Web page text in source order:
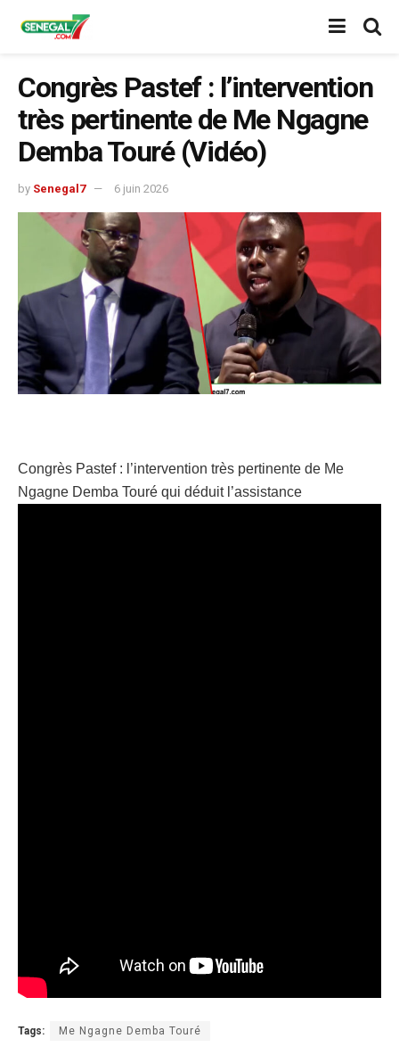
Congrès Pastef : l’intervention
très pertinente de Me Ngagne
Demba Touré (Vidéo)
by Senegal7 6 juin 2026
Congrès Pastef : l’intervention très pertinente de Me
Ngagne Demba Touré qui déduit l’assistance
Tags: Me Ngagne Demba Touré